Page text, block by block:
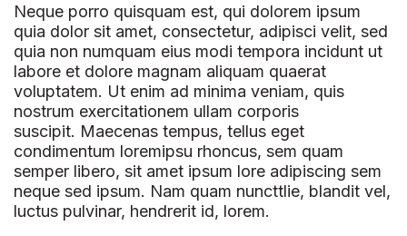
Neque porro quisquam est, qui dolorem ipsum
quia dolor sit amet, consectetur, adipisci velit, sed
quia non numquam eius modi tempora incidunt ut
labore et dolore magnam aliquam quaerat
voluptatem. Ut enim ad minima veniam, quis
nostrum exercitationem ullam corporis
suscipit. Maecenas tempus, tellus eget
condimentum loremipsu rhoncus, sem quam
semper libero, sit amet ipsum lore adipiscing sem
neque sed ipsum. Nam quam nuncttlie, blandit vel,
luctus pulvinar, hendrerit id, lorem.